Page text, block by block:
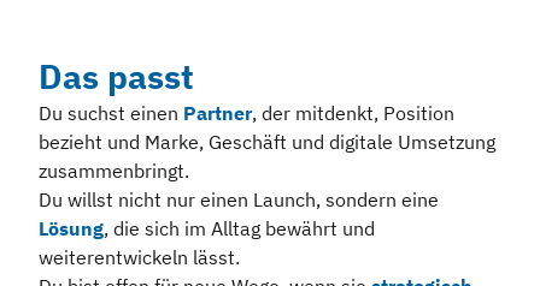
Das passt
Du suchst einen Partner, der mitdenkt, Position
bezieht und Marke, Geschäft und digitale Umsetzung
zusammenbringt.
Du willst nicht nur einen Launch, sondern eine
Lösung, die sich im Alltag bewährt und
weiterentwickeln lässt.